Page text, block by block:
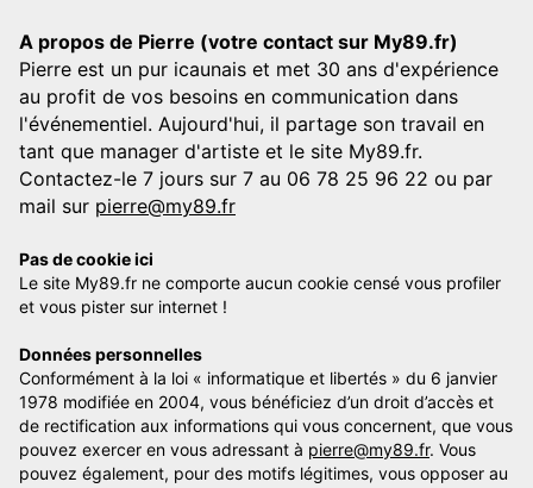
A propos de Pierre (votre contact sur My89.fr)
Pierre est un pur icaunais et met 30 ans d'expérience
au profit de vos besoins en communication dans
l'événementiel. Aujourd'hui, il partage son travail en
tant que manager d'artiste et le site My89.fr.
Contactez-le 7 jours sur 7 au 06 78 25 96 22 ou par
mail sur pierre@my89.fr
Pas de cookie ici
Le site My89.fr ne comporte aucun cookie censé vous profiler
et vous pister sur internet !
Données personnelles
Conformément à la loi « informatique et libertés » du 6 janvier
1978 modifiée en 2004, vous bénéficiez d’un droit d’accès et
de rectification aux informations qui vous concernent, que vous
pouvez exercer en vous adressant à pierre@my89.fr. Vous
pouvez également, pour des motifs légitimes, vous opposer au